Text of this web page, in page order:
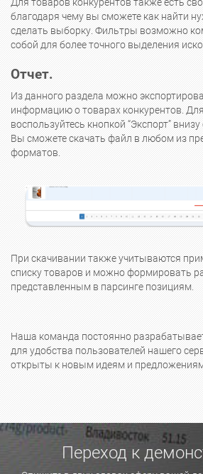
благодаря чему вы сможете как найти
сделать выборку. Фильтры возможно
собой для более точного выделения
Отчет.
Из данного раздела можно
информацию о товарах конкурентов.
воспользуйтесь кнопкой “Экспорт”
Вы сможете скачать файл в любом из
форматов.
При скачивании также учитываются
списку товаров и можно формировать
представленным в парсинге позициям.
Наша команда постоянно
для удобства пользователей нашего
открыты к новым идеям и
Переход к